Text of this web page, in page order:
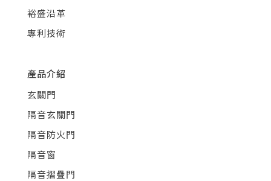
裕盛沿革
專利技術
產品介紹
玄關門
隔音玄關門
隔音防火門
隔音窗
隔音摺疊門